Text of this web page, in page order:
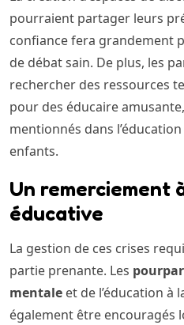
pourraient partager leurs
confiance fera grandement
de débat sain. De plus, les
rechercher des ressources
pour des éducaire
mentionnés dans
enfants.
Un remerciement
éducative
La gestion de ces crises
partie prenante. Les
mentale et de l’éducation
également être encouragés